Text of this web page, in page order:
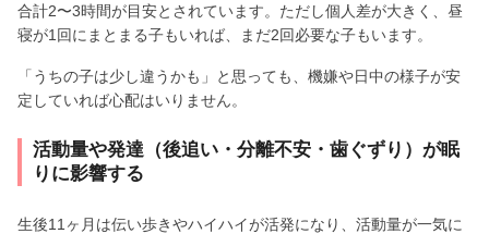
合計2〜3時間が目安とされています。ただし個人差が大きく、昼
寝が1回にまとまる子もいれば、まだ2回必要な子もいます。
「うちの子は少し違うかも」と思っても、機嫌や日中の様子が安
定していれば心配はいりません。
活動量や発達（後追い・分離不安・歯ぐずり）が眠
りに影響する
生後11ヶ月は伝い歩きやハイハイが活発になり、活動量が一気に